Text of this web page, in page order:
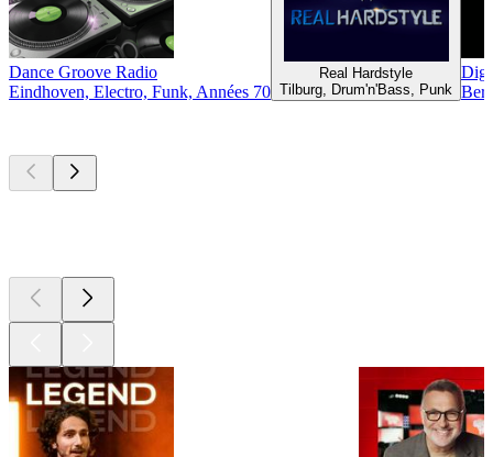
Dance Groove Radio
Eindhoven, Electro, Funk, Années 70
Real Hardstyle
Tilburg, Drum'n'Bass, Punk